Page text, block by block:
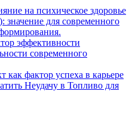
на психическое здоровье
значение для современного
эффективности
современного
фактор успеха в карьере
Неудачу в Топливо для